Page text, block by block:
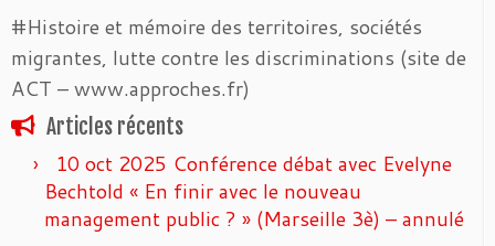
#Histoire et mémoire des territoires, sociétés
migrantes, lutte contre les discriminations (site de
ACT – www.approches.fr)
Articles récents
10 oct 2025 Conférence débat avec Evelyne
Bechtold « En finir avec le nouveau
management public ? » (Marseille 3è) – annulé